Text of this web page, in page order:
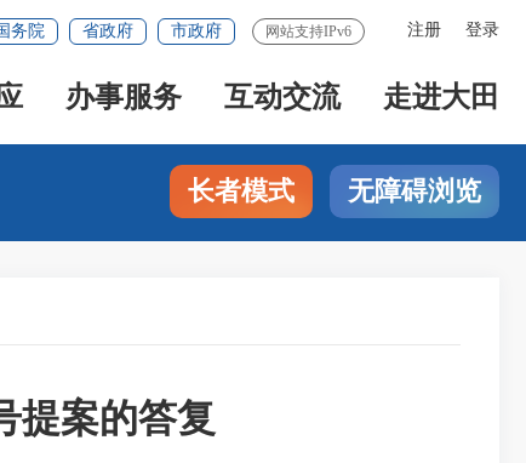
注册 登录
务院 省政府 市政府 网站支持IPv6
办事服务 互动交流 走进大田
长者模式 无障碍浏览
提案的答复